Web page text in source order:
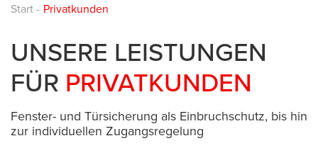
Start - Privatkunden
UNSERE LEISTUNGEN
FÜR PRIVATKUNDEN
Fenster- und Türsicherung als Einbruchschutz, bis hin
zur individuellen Zugangsregelung